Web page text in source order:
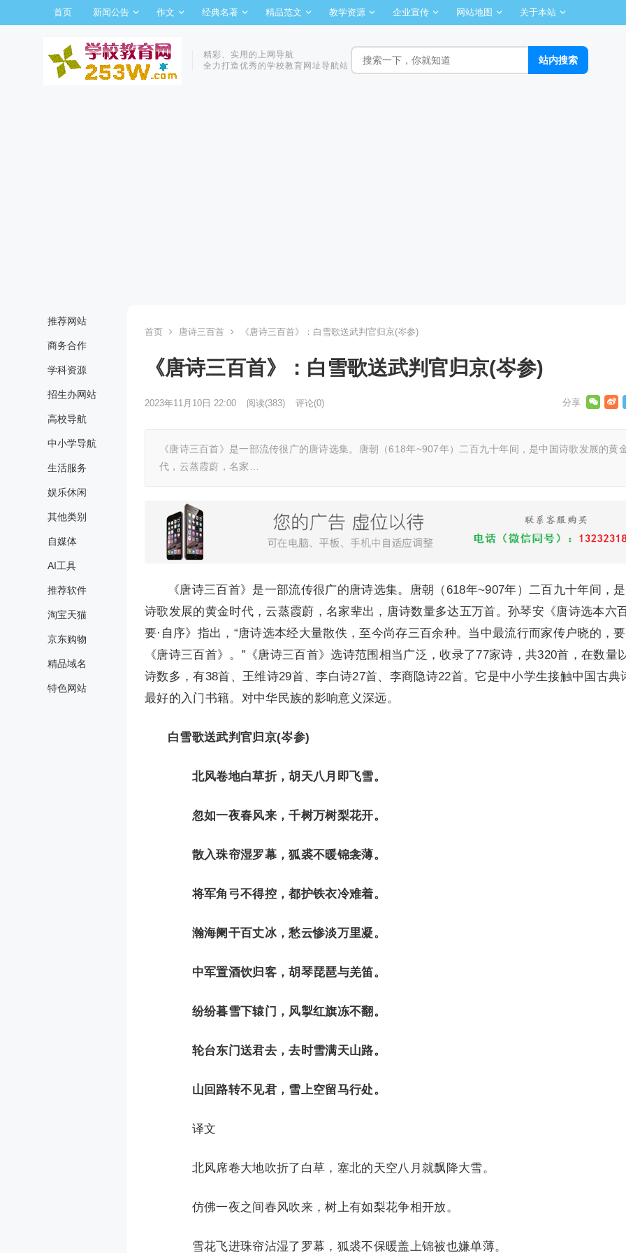
首页 新闻公告 作文 经典名著 精品范文 教学资源 企业宣传 网站地图 关于本站
精彩、实用的上网导航
全力打造优秀的学校教育网址导航站
推荐网站
商务合作
学科资源
招生办网站
高校导航
中小学导航
生活服务
娱乐休闲
其他类别
自媒体
AI工具
推荐软件
淘宝天猫
京东购物
精品域名
特色网站
首页 唐诗三百首 《唐诗三百首》：白雪歌送武判官归京(岑参)
《唐诗三百首》：白雪歌送武判官归京(岑参)
2023年11月10日 22:00 阅读(383) 评论(0)
《唐诗三百首》是一部流传很广的唐诗选集。唐朝（618年~907年）二百九十年间，是中国诗歌发展的黄
代，云蒸霞蔚，名家…
《唐诗三百首》是一部流传很广的唐诗选集。唐朝（618年~907年）二百九十年间，
诗歌发展的黄金时代，云蒸霞蔚，名家辈出，唐诗数量多达五万首。孙琴安《唐诗选本六
要·自序》指出，“唐诗选本经大量散佚，至今尚存三百余种。当中最流行而家传户晓的，
《唐诗三百首》。”《唐诗三百首》选诗范围相当广泛，收录了77家诗，共320首，在数量
诗数多，有38首、王维诗29首、李白诗27首、李商隐诗22首。它是中小学生接触中国古典
最好的入门书籍。对中华民族的影响意义深远。
白雪歌送武判官归京(岑参)
北风卷地白草折，胡天八月即飞雪。
忽如一夜春风来，千树万树梨花开。
散入珠帘湿罗幕，狐裘不暖锦衾薄。
将军角弓不得控，都护铁衣冷难着。
瀚海阑干百丈冰，愁云惨淡万里凝。
中军置酒饮归客，胡琴琵琶与羌笛。
纷纷暮雪下辕门，风掣红旗冻不翻。
轮台东门送君去，去时雪满天山路。
山回路转不见君，雪上空留马行处。
译文
北风席卷大地吹折了白草，塞北的天空八月就飘降大雪。
仿佛一夜之间春风吹来，树上有如梨花争相开放。
雪花飞进珠帘沾湿了罗幕，狐裘不保暖盖上锦被也嫌单薄。